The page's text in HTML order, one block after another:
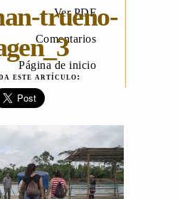
Ver PDF
Comentarios
Página de inicio
trueno-
este artículo: